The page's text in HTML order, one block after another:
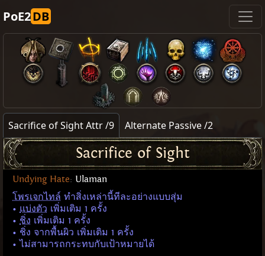
PoE2DB
Sacrifice of Sight Attr /9 Alternate Passive /2
Sacrifice of Sight
Undying Hate: Ulaman
โพรเจกไทล์ ทำสิ่งเหล่านี้ทีละอย่างแบบสุ่ม
• แบ่งตัว เพิ่มเติม 1 ครั้ง
• ชิ่ง เพิ่มเติม 1 ครั้ง
• ชิ่ง จากพื้นผิว เพิ่มเติม 1 ครั้ง
• ไม่สามารถกระทบกับเป้าหมายได้